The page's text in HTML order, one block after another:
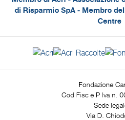
di Risparmio SpA - Membro
Centre
Fondazione
Cod Fisc e P Iva n.
Sede
Via D.